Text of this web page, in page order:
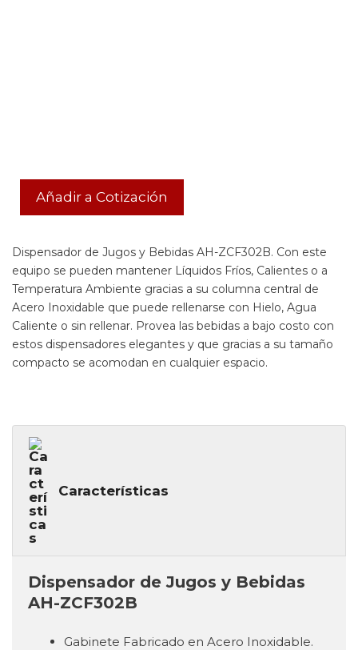
Añadir a Cotización
Dispensador de Jugos y Bebidas AH-ZCF302B. Con este
equipo se pueden mantener Líquidos Fríos, Calientes o a
Temperatura Ambiente gracias a su columna central de
Acero Inoxidable que puede rellenarse con Hielo, Agua
Caliente o sin rellenar. Provea las bebidas a bajo costo con
estos dispensadores elegantes y que gracias a su tamaño
compacto se acomodan en cualquier espacio.
Características
Dispensador de Jugos y Bebidas
AH-ZCF302B
Gabinete Fabricado en Acero Inoxidable.